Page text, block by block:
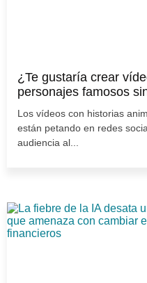
¿Te gustaría crear
personajes famosos
Los vídeos con historias
están petando en redes
audiencia al...